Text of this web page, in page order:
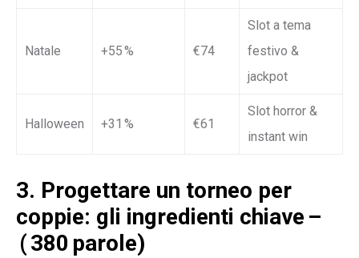
Natale +55 % €74
Slot a tema
festivo &
jackpot
Halloween +31 % €61
Slot horror &
instant win
3. Progettare un torneo per
coppie: gli ingredienti chiave –
( 380 parole)